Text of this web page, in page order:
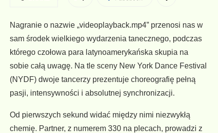
Nagranie o nazwie „videoplayback.mp4” przenosi nas w
sam środek wielkiego wydarzenia tanecznego, podczas
którego czołowa para latynoamerykańska skupia na
sobie całą uwagę. Na tle sceny New York Dance Festival
(NYDF) dwoje tancerzy prezentuje choreografię pełną
pasji, intensywności i absolutnej synchronizacji.
Od pierwszych sekund widać między nimi niezwykłą
chemię. Partner, z numerem 330 na plecach, prowadzi z